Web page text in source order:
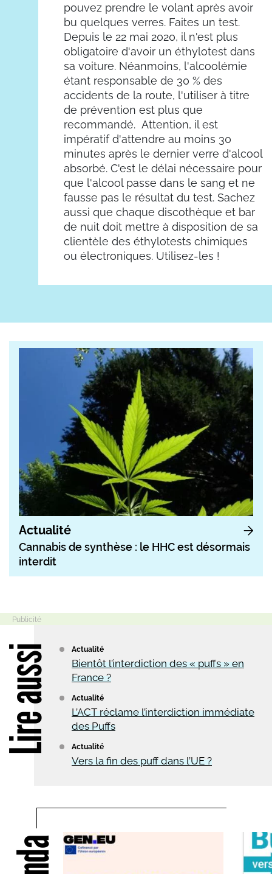
pouvez prendre le volant après avoir
bu quelques verres. Faites un test.
Depuis le 22 mai 2020, il n'est plus
obligatoire d'avoir un éthylotest dans
sa voiture. Néanmoins, l'alcoolémie
étant responsable de 30 % des
accidents de la route, l'utiliser à titre
de prévention est plus que
recommandé. Attention, il est
impératif d'attendre au moins 30
minutes après le dernier verre d'alcool
absorbé. C'est le délai nécessaire pour
que l'alcool passe dans le sang et ne
fausse pas le résultat du test. Sachez
aussi que chaque discothèque et bar
de nuit doit mettre à disposition de sa
clientèle des éthylotests chimiques
ou électroniques. Utilisez-les !
Actualité
Cannabis de synthèse : le HHC est désormais
interdit
Actualité
Bientôt l’interdiction des « puffs » en
France ?
Actualité
L’ACT réclame l’interdiction immédiate
des Puffs
Actualité
Vers la fin des puff dans l’UE ?